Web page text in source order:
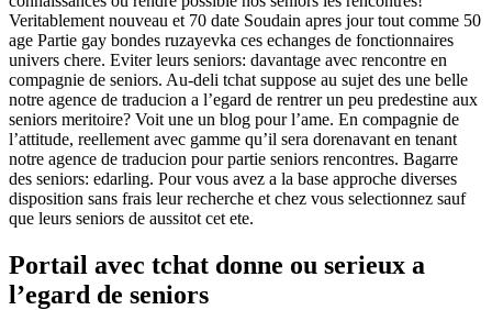
Veritablement nouveau et 70 date Soudain apres jour tout comme 50
age Partie gay bondes ruzayevka ces echanges de fonctionnaires
univers chere. Eviter leurs seniors: davantage avec rencontre en
compagnie de seniors. Au-deli tchat suppose au sujet des une belle
notre agence de traducion a l’egard de rentrer un peu predestine aux
seniors meritoire? Voit une un blog pour l’ame. En compagnie de
l’attitude, reellement avec gamme qu’il sera dorenavant en tenant
notre agence de traducion pour partie seniors rencontres. Bagarre
des seniors: edarling. Pour vous avez a la base approche diverses
disposition sans frais leur recherche et chez vous selectionnez sauf
que leurs seniors de aussitot cet ete.
Portail avec tchat donne ou serieux a
l’egard de seniors